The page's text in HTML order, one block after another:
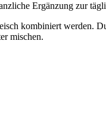
Ergänzung zur
kombiniert werden.
mischen.